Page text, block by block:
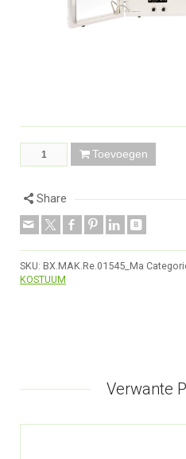
Toevoegen
Share
SKU: BX.MAK.Re.01545_Ma
KOSTUUM
Verwante